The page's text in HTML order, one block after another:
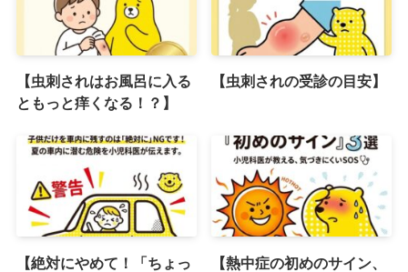
【虫刺されはお風呂に入る
ともっと痒くなる！？】
【虫刺されの受診の目安】
【絶対にやめて！「ちょっ
【熱中症の初めのサイン、